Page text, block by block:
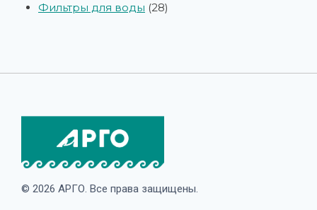
Фильтры для воды 28
© 2026 АРГО. Все права защищены.